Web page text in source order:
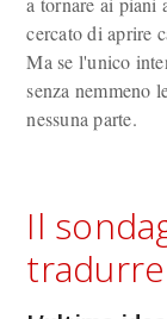
cercato di aprire
Ma se l'unico
senza nemmeno
nessuna parte.
Il
tradurre